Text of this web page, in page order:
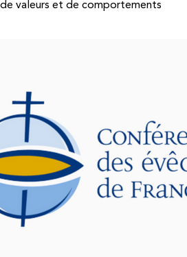
valeurs et de comportements